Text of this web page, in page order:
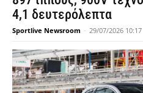
4,1 δευτερόλεπτα
Sportlive Newsroom - 29/07/2026 10:17